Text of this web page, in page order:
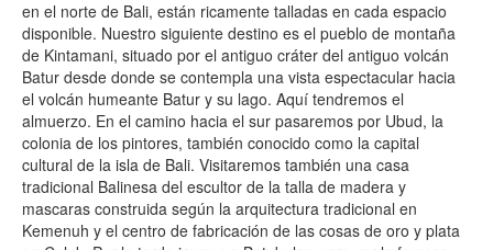
en el norte de Bali, están ricamente talladas en cada espacio
disponible. Nuestro siguiente destino es el pueblo de montaña
de Kintamani, situado por el antiguo cráter del antiguo volcán
Batur desde donde se contempla una vista espectacular hacia
el volcán humeante Batur y su lago. Aquí tendremos el
almuerzo. En el camino hacia el sur pasaremos por Ubud, la
colonia de los pintores, también conocido como la capital
cultural de la isla de Bali. Visitaremos también una casa
tradicional Balinesa del escultor de la talla de madera y
mascaras construida según la arquitectura tradicional en
Kemenuh y el centro de fabricación de las cosas de oro y plata